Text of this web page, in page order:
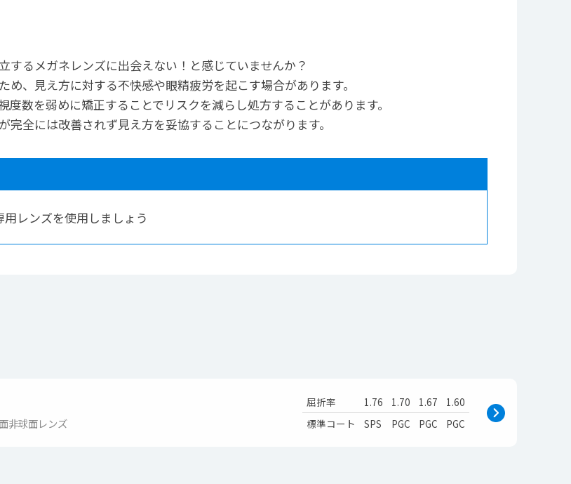
るメガネレンズに出会えない！と感じていませんか？
、見え方に対する不快感や眼精疲労を起こす場合があります。
数を弱めに矯正することでリスクを減らし処方することがあります。
全には改善されず見え方を妥協することにつながります。
レンズを使用しましょう
非球面レンズ
屈折率 1.76 1.70 1.67
1.60
標準コート
SPS PGC PGC PGC